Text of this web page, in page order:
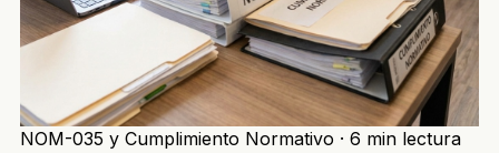
NOM-035 y Cumplimiento Normativo · 6 min lectura